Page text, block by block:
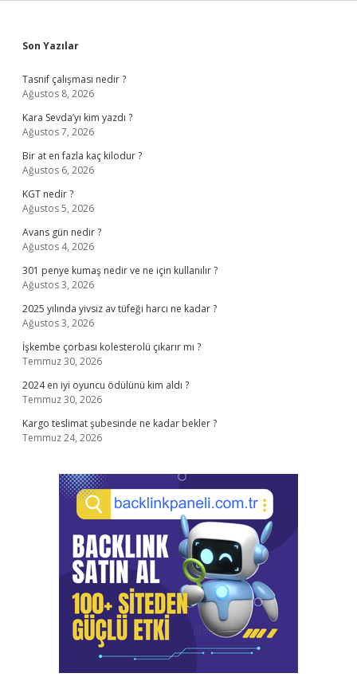
Sidebar
Son Yazılar
Tasnif çalışması nedir ?
Ağustos 8, 2026
Kara Sevda’yı kim yazdı ?
Ağustos 7, 2026
Bir at en fazla kaç kilodur ?
Ağustos 6, 2026
KGT nedir ?
Ağustos 5, 2026
Avans gün nedir ?
Ağustos 4, 2026
301 penye kumaş nedir ve ne için kullanılır ?
Ağustos 3, 2026
2025 yılında yivsiz av tüfeği harcı ne kadar ?
Ağustos 3, 2026
İşkembe çorbası kolesterolü çıkarır mı ?
Temmuz 30, 2026
2024 en iyi oyuncu ödülünü kim aldı ?
Temmuz 30, 2026
Kargo teslimat şubesinde ne kadar bekler ?
Temmuz 24, 2026